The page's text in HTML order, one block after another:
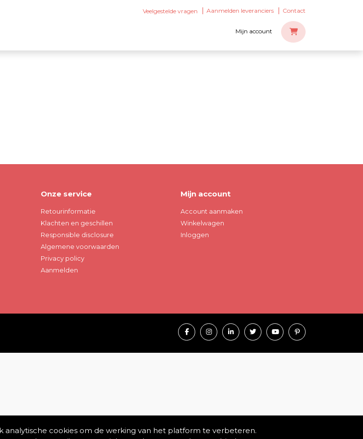
Veelgestelde vragen Aanmelden leveranciers Contact
Mijn account
Onze service
Retourinformatie
Klachten en geschillen
Responsible disclosure
Algemene voorwaarden
Privacy policy
Aanmelden
Mijn account
Account aanmaken
Winkelwagen
Inloggen
cookies om de werking van het platform te verbeteren.